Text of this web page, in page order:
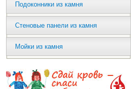
Подоконники из камня
Стеновые панели из камня
Мойки из камня